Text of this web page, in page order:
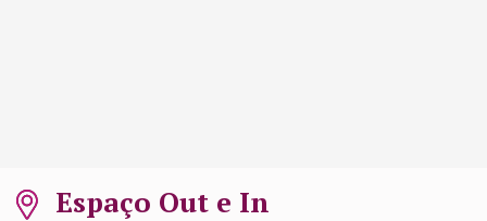
Espaço Out e In